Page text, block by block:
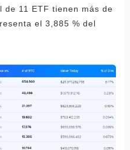
de 11 ETF tienen más de
el 3,885 % del